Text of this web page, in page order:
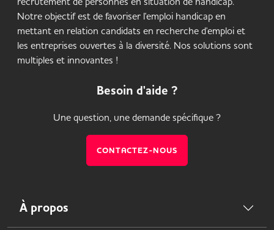
Notre objectif est de favoriser l'emploi handicap en
mettant en relation candidats en recherche d'emploi et
les entreprises ouvertes à la diversité. Nos solutions sont
multiples et innovantes !
Besoin d'aide ?
Une question, une demande spécifique ?
CONTACTEZ-NOUS
À propos